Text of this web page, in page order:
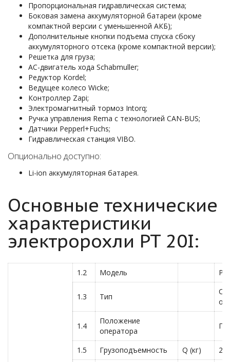
Пропорциональная гидравлическая система;
Боковая замена аккумуляторной батареи (кроме
компактной версии с уменьшенной АКБ);
Дополнительные кнопки подъема спуска сбоку
аккумуляторного отсека (кроме компактной версии);
Решетка для груза;
АС-двигатель хода Schabmuller;
Редуктор Kordel;
Ведущее колесо Wicke;
Контроллер Zapi;
Электромагнитный тормоз Intorq;
Ручка управления Rema с технологией CAN-BUS;
Датчики Pepperl+Fuchs;
Гидравлическая станция VIBO.
Опционально доступно:
Li-ion аккумуляторная батарея.
Основные технические
характеристики
электророхли PT 20I:
1.2 Модель
1.3 Тип
1.4
Положение
оператора
1.5 Грузоподъемность Q (кг)